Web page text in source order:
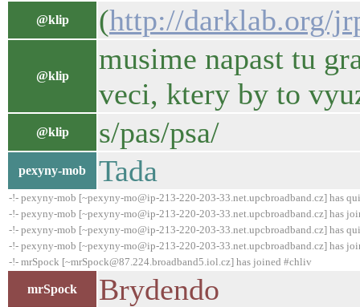
@klip (http://darklab.org/
@klip
musime napast tu
veci, ktery by to
@klip s/pas/psa/
pexyny-mob Tada
-!- pexyny-mob [~pexyny-mo@ip-213-220-203-33.net.upcbroadband.cz] has
-!- pexyny-mob [~pexyny-mo@ip-213-220-203-33.net.upcbroadband.cz] has
-!- pexyny-mob [~pexyny-mo@ip-213-220-203-33.net.upcbroadband.cz] has
-!- pexyny-mob [~pexyny-mo@ip-213-220-203-33.net.upcbroadband.cz] has
-!- mrSpock [~mrSpock@87.224.broadband5.iol.cz] has joined #chliv
mrSpock Brydendo